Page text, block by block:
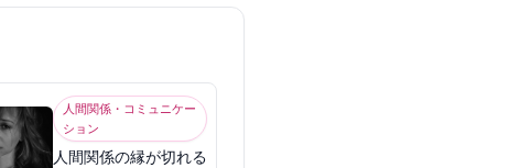
人間関係・コミュニケー
ション
人間関係の縁が切れる